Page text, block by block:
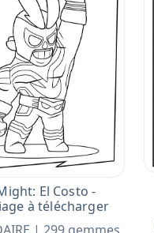
El Costo -
à télécharger